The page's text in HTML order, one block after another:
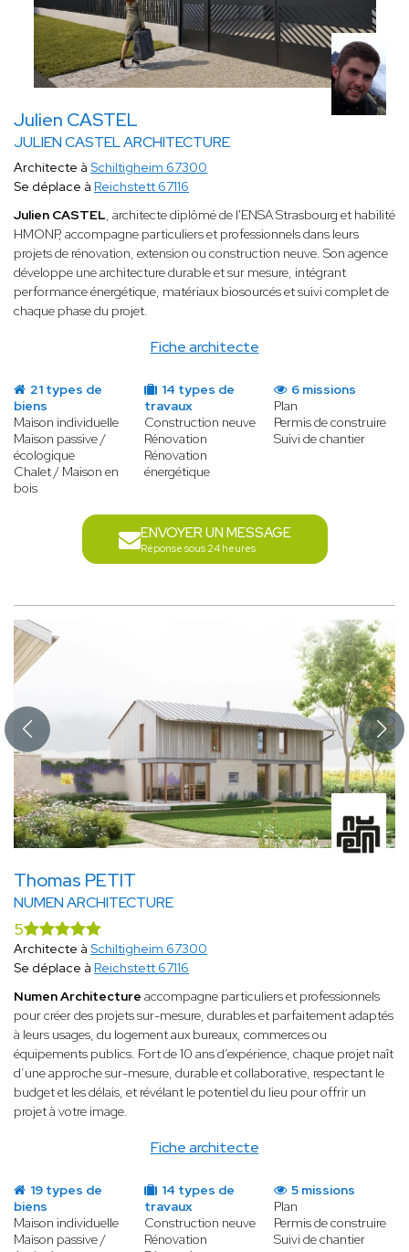
Julien CASTEL
JULIEN CASTEL ARCHITECTURE
Fiche architecte
Architecte à Schiltigheim 67300
Se déplace à Reichstett 67116
Julien CASTEL, architecte diplômé de l'ENSA Strasbourg et habilité
HMONP, accompagne particuliers et professionnels dans leurs
projets de rénovation, extension ou construction neuve. Son agence
développe une architecture durable et sur mesure, intégrant
performance énergétique, matériaux biosourcés et suivi complet de
chaque phase du projet.
21 types de
biens
Maison individuelle
Maison passive /
écologique
Chalet / Maison en
bois
14 types de
travaux
Construction neuve
Rénovation
Rénovation
énergétique
6 missions
Plan
Permis de construire
Suivi de chantier
ENVOYER UN MESSAGE
Réponse sous 24 heures
Thomas PETIT
NUMEN ARCHITECTURE
Fiche architecte
5
Architecte à Schiltigheim 67300
Se déplace à Reichstett 67116
Numen Architecture accompagne particuliers et professionnels
pour créer des projets sur-mesure, durables et parfaitement adaptés
à leurs usages, du logement aux bureaux, commerces ou
équipements publics. Fort de 10 ans d’expérience, chaque projet naît
d’une approche sur-mesure, durable et collaborative, respectant le
budget et les délais, et révélant le potentiel du lieu pour offrir un
projet à votre image.
19 types de
biens
Maison individuelle
Maison passive /
14 types de
travaux
Construction neuve
Rénovation
5 missions
Plan
Permis de construire
Suivi de chantier